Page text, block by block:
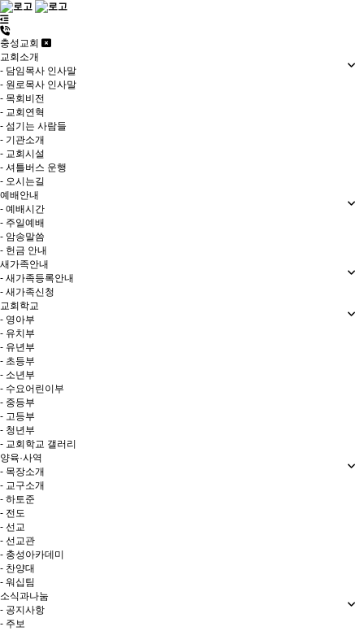
충성교회
교회소개
- 담임목사 인사말
- 원로목사 인사말
- 목회비전
- 교회연혁
- 섬기는 사람들
- 기관소개
- 교회시설
- 셔틀버스 운행
- 오시는길
예배안내
- 예배시간
- 주일예배
- 암송말씀
- 헌금 안내
새가족안내
- 새가족등록안내
- 새가족신청
교회학교
- 영아부
- 유치부
- 유년부
- 초등부
- 소년부
- 수요어린이부
- 중등부
- 고등부
- 청년부
- 교회학교 갤러리
양육·사역
- 목장소개
- 교구소개
- 하토준
- 전도
- 선교
- 선교관
- 충성아카데미
- 찬양대
- 워십팀
소식과나눔
- 공지사항
- 주보